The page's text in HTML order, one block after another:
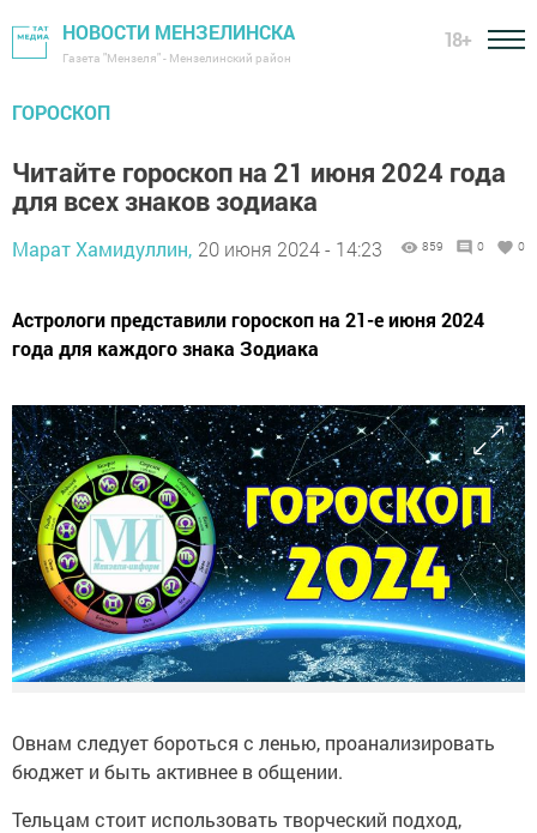
НОВОСТИ МЕНЗЕЛИНСКА
Газета "Мензеля" - Мензелинский район
18+
ГОРОСКОП
Читайте гороскоп на 21 июня 2024 года
для всех знаков зодиака
Марат Хамидуллин, 20 июня 2024 - 14:23 859 0 0
Астрологи представили гороскоп на 21-е июня 2024
года для каждого знака Зодиака
Овнам следует бороться с ленью, проанализировать
бюджет и быть активнее в общении.
Тельцам стоит использовать творческий подход,